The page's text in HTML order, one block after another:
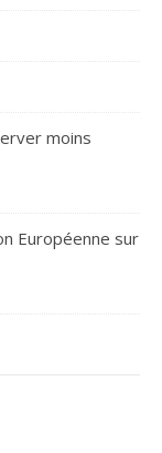
moins
Européenne sur